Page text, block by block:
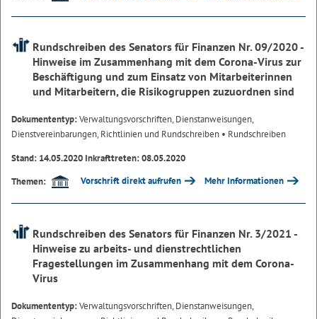
Rundschreiben des Senators für Finanzen Nr. 09/2020 -
Hinweise im Zusammenhang mit dem Corona-Virus zur
Beschäftigung und zum Einsatz von Mitarbeiterinnen
und Mitarbeitern, die Risikogruppen zuzuordnen sind
Dokumententyp:Verwaltungsvorschriften, Dienstanweisungen,
Dienstvereinbarungen, Richtlinien und Rundschreiben • Rundschreiben
Stand: 14.05.2020 Inkrafttreten: 08.05.2020
Themen:
Vorschrift direkt aufrufen Mehr Informationen
Rundschreiben des Senators für Finanzen Nr. 3/2021 -
Hinweise zu arbeits- und dienstrechtlichen
Fragestellungen im Zusammenhang mit dem Corona-
Virus
Dokumententyp:Verwaltungsvorschriften, Dienstanweisungen,